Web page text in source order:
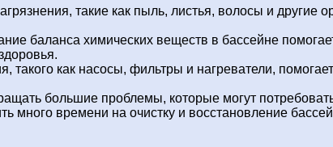
такие как пыль, листья, волосы и другие
баланса химических веществ в бассейне
такого как насосы, фильтры и нагреватели,
большие проблемы, которые могут
много времени на очистку и восстановление